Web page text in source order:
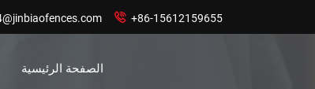
 +86-15612159655
الصفحة الرئيسية